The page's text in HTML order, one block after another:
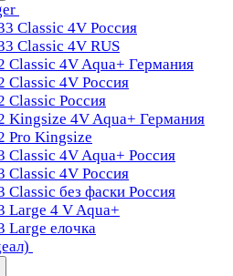
Classic 4V Россия
Classic 4V RUS
Classic 4V Aqua+ Германия
Classic 4V Россия
Classic Россия
Kingsize 4V Aqua+ Германия
Pro Kingsize
Classic 4V Aqua+ Россия
Classic 4V Россия
Classic без фаски Россия
Large 4 V Aqua+
Large елочка